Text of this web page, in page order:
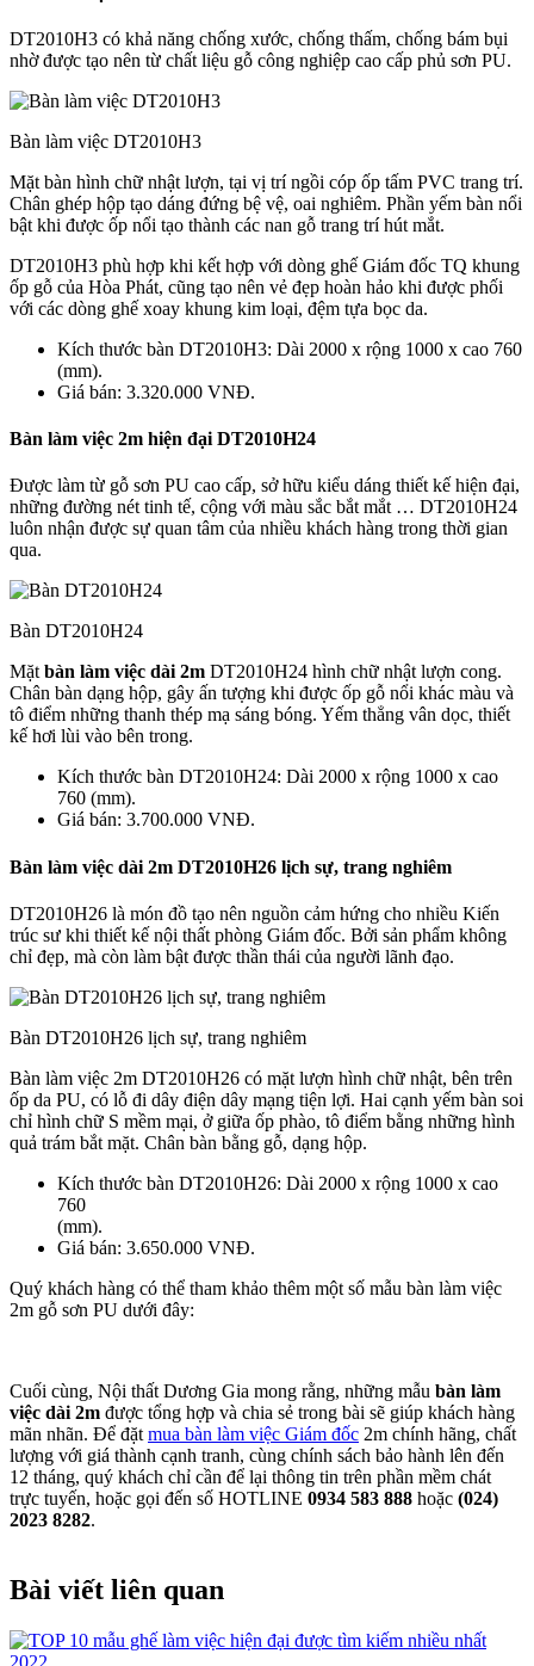
DT2010H3 có khả năng chống xước, chống thấm, chống bám bụi
nhờ được tạo nên từ chất liệu gỗ công nghiệp cao cấp phủ sơn PU.
Bàn làm việc DT2010H3
Mặt bàn hình chữ nhật lượn, tại vị trí ngồi cóp ốp tấm PVC trang trí.
Chân ghép hộp tạo dáng đứng bệ vệ, oai nghiêm. Phần yếm bàn nổi
bật khi được ốp nổi tạo thành các nan gỗ trang trí hút mắt.
DT2010H3 phù hợp khi kết hợp với dòng ghế Giám đốc TQ khung
ốp gỗ của Hòa Phát, cũng tạo nên vẻ đẹp hoàn hảo khi được phối
với các dòng ghế xoay khung kim loại, đệm tựa bọc da.
Kích thước bàn DT2010H3: Dài 2000 x rộng 1000 x cao 760
(mm).
Giá bán: 3.320.000 VNĐ.
Bàn làm việc 2m hiện đại DT2010H24
Được làm từ gỗ sơn PU cao cấp, sở hữu kiểu dáng thiết kế hiện đại,
những đường nét tinh tế, cộng với màu sắc bắt mắt … DT2010H24
luôn nhận được sự quan tâm của nhiều khách hàng trong thời gian
qua.
Bàn DT2010H24
Mặtbàn làm việc dài 2m DT2010H24 hình chữ nhật lượn cong.
Chân bàn dạng hộp, gây ấn tượng khi được ốp gỗ nổi khác màu và
tô điểm những thanh thép mạ sáng bóng. Yếm thẳng vân dọc, thiết
kế hơi lùi vào bên trong.
Kích thước bàn DT2010H24: Dài 2000 x rộng 1000 x cao
760 (mm).
Giá bán: 3.700.000 VNĐ.
Bàn làm việc dài 2m DT2010H26 lịch sự, trang nghiêm
DT2010H26 là món đồ tạo nên nguồn cảm hứng cho nhiều Kiến
trúc sư khi thiết kế nội thất phòng Giám đốc. Bởi sản phẩm không
chỉ đẹp, mà còn làm bật được thần thái của người lãnh đạo.
Bàn DT2010H26 lịch sự, trang nghiêm
Bàn làm việc 2m DT2010H26 có mặt lượn hình chữ nhật, bên trên
ốp da PU, có lỗ đi dây điện dây mạng tiện lợi. Hai cạnh yếm bàn soi
chỉ hình chữ S mềm mại, ở giữa ốp phào, tô điểm bằng những hình
quả trám bắt mặt. Chân bàn bằng gỗ, dạng hộp.
Kích thước bàn DT2010H26: Dài 2000 x rộng 1000 x cao
760
(mm).
Giá bán: 3.650.000 VNĐ.
Quý khách hàng có thể tham khảo thêm một số mẫu bàn làm việc
2m gỗ sơn PU dưới đây:
Cuối cùng, Nội thất Dương Gia mong rằng, những mẫu bàn làm
việc dài 2m được tổng hợp và chia sẻ trong bài sẽ giúp khách hàng
mãn nhãn. Để đặt mua bàn làm việc Giám đốc 2m chính hãng, chất
lượng với giá thành cạnh tranh, cùng chính sách bảo hành lên đến
12 tháng, quý khách chỉ cần để lại thông tin trên phần mềm chát
trực tuyến, hoặc gọi đến số HOTLINE 0934 583 888 hoặc (024)
2023 8282.
Bài viết liên quan